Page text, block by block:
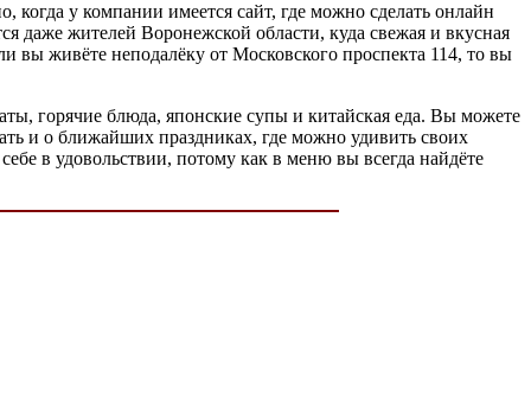
когда у компании имеется сайт, где можно сделать онлайн
даже жителей Воронежской области, куда свежая и вкусная
вы живёте неподалёку от Московского проспекта 114, то вы
горячие блюда, японские супы и китайская еда. Вы можете
и о ближайших праздниках, где можно удивить своих
в удовольствии, потому как в меню вы всегда найдёте